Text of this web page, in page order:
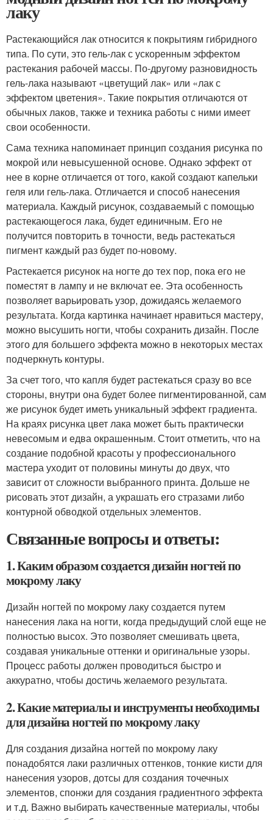
лаку
Растекающийся лак относится к покрытиям гибридного
типа. По сути, это гель-лак с ускоренным эффектом
растекания рабочей массы. По-другому разновидность
гель-лака называют «цветущий лак» или «лак с
эффектом цветения». Такие покрытия отличаются от
обычных лаков, также и техника работы с ними имеет
свои особенности.
Сама техника напоминает принцип создания рисунка по
мокрой или невысушенной основе. Однако эффект от
нее в корне отличается от того, какой создают капельки
геля или гель-лака. Отличается и способ нанесения
материала. Каждый рисунок, создаваемый с помощью
растекающегося лака, будет единичным. Его не
получится повторить в точности, ведь растекаться
пигмент каждый раз будет по-новому.
Растекается рисунок на ногте до тех пор, пока его не
поместят в лампу и не включат ее. Эта особенность
позволяет варьировать узор, дожидаясь желаемого
результата. Когда картинка начинает нравиться мастеру,
можно высушить ногти, чтобы сохранить дизайн. После
этого для большего эффекта можно в некоторых местах
подчеркнуть контуры.
За счет того, что капля будет растекаться сразу во все
стороны, внутри она будет более пигментированной, сам
же рисунок будет иметь уникальный эффект градиента.
На краях рисунка цвет лака может быть практически
невесомым и едва окрашенным. Стоит отметить, что на
создание подобной красоты у профессионального
мастера уходит от половины минуты до двух, что
зависит от сложности выбранного принта. Дольше не
рисовать этот дизайн, а украшать его стразами либо
контурной обводкой отдельных элементов.
Связанные вопросы и ответы:
1. Каким образом создается дизайн ногтей по
мокрому лаку
Дизайн ногтей по мокрому лаку создается путем
нанесения лака на ногти, когда предыдущий слой еще не
полностью высох. Это позволяет смешивать цвета,
создавая уникальные оттенки и оригинальные узоры.
Процесс работы должен проводиться быстро и
аккуратно, чтобы достичь желаемого результата.
2. Какие материалы и инструменты необходимы
для дизайна ногтей по мокрому лаку
Для создания дизайна ногтей по мокрому лаку
понадобятся лаки различных оттенков, тонкие кисти для
нанесения узоров, дотсы для создания точечных
элементов, спонжи для создания градиентного эффекта
и т.д. Важно выбирать качественные материалы, чтобы